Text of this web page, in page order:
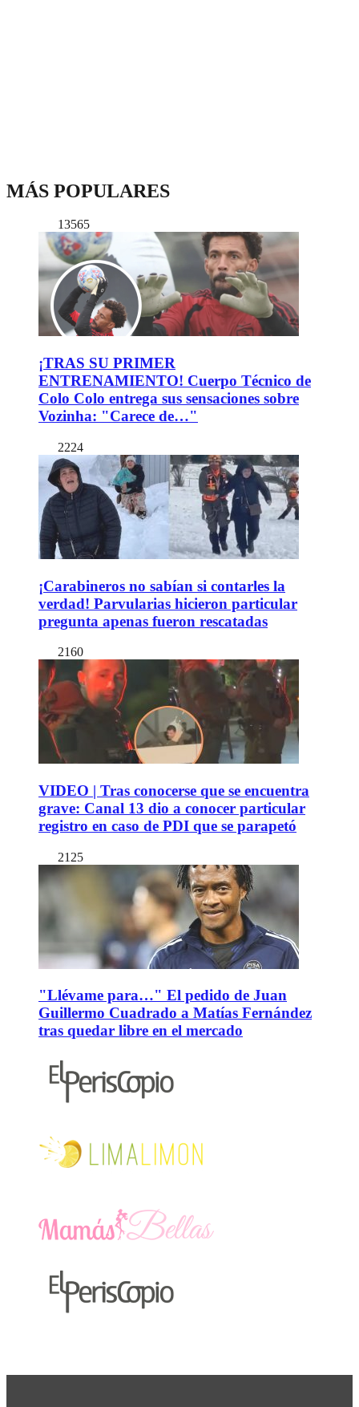
MÁS POPULARES
13565
¡TRAS SU PRIMER
ENTRENAMIENTO! Cuerpo Técnico de
Colo Colo entrega sus sensaciones sobre
Vozinha: "Carece de…"
2224
¡Carabineros no sabían si contarles la
verdad! Parvularias hicieron particular
pregunta apenas fueron rescatadas
2160
VIDEO | Tras conocerse que se encuentra
grave: Canal 13 dio a conocer particular
registro en caso de PDI que se parapetó
2125
"Llévame para…" El pedido de Juan
Guillermo Cuadrado a Matías Fernández
tras quedar libre en el mercado